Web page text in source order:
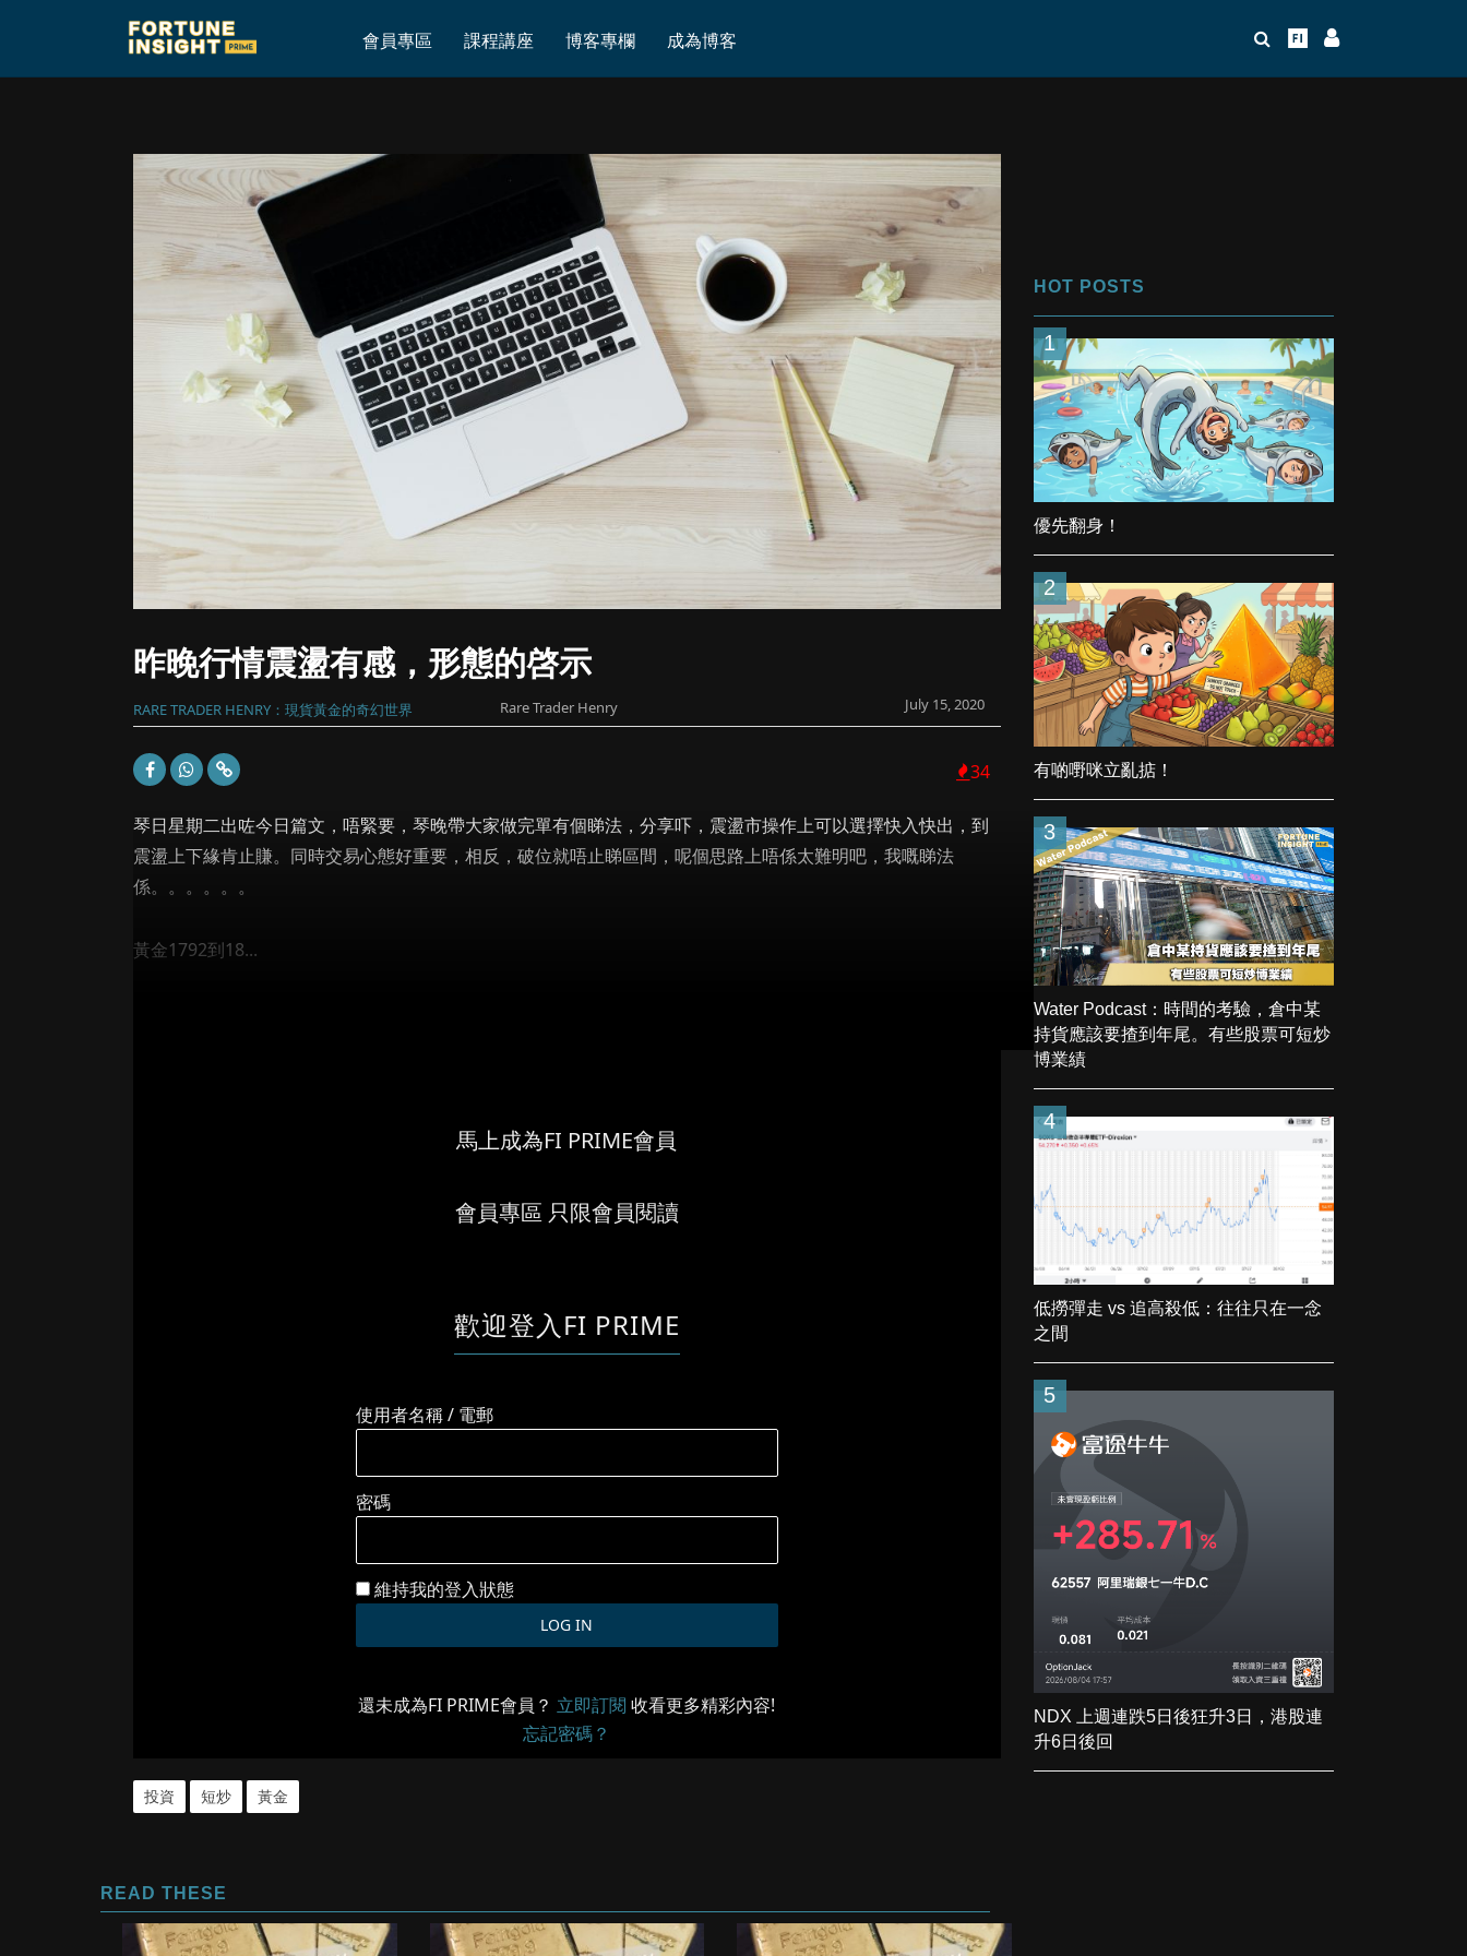
會員專區 課程講座 博客專欄 成為博客
昨晚行情震盪有感，形態的啓示
昨晚行情震盪有感，形態的啓示
RARE TRADER HENRY：現貨黃金的奇幻世界 Rare Trader Henry July 15, 2020
34
琴日星期二出咗今日篇文，唔緊要，琴晚帶大家做完單有個睇法，分享吓，震盪市操作上可以選擇快入快出，到
震盪上下緣肯止賺。同時交易心態好重要，相反，破位就唔止睇區間，呢個思路上唔係太難明吧，我嘅睇法
係。。。。。。
黃金1792到18...
馬上成為FI PRIME會員
會員專區 只限會員閱讀
歡迎登入FI PRIME
使用者名稱 / 電郵
密碼
維持我的登入狀態
還未成為FI PRIME會員？ 立即訂閱 收看更多精彩內容!
忘記密碼？
投資 短炒 黃金
READ THESE
HOT POSTS
1
優先翻身！
2
有啲嘢咪立亂掂！
3
Water Podcast：時間的考驗，倉中某
持貨應該要揸到年尾。有些股票可短炒
博業績
4
低撈彈走 vs 追高殺低：往往只在一念
之間
5
NDX 上週連跌5日後狂升3日，港股連
升6日後回